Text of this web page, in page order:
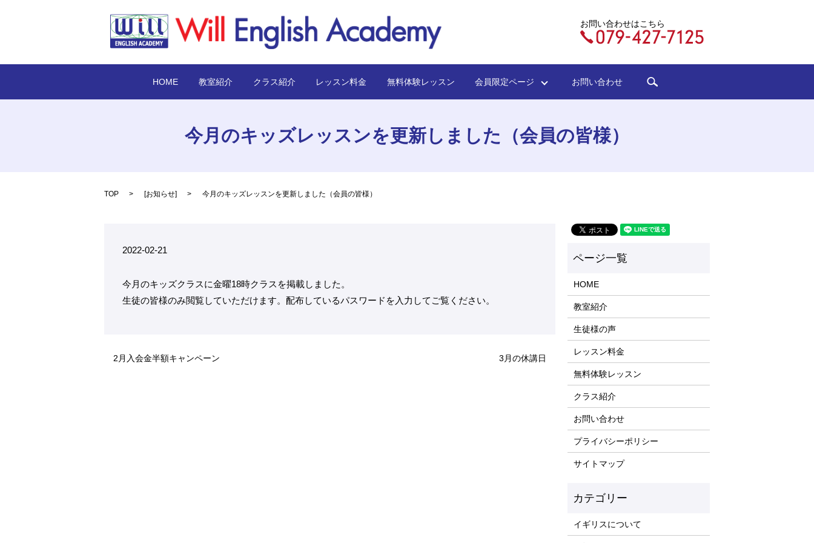
お問い合わせはこちら
HOME 教室紹介 クラス紹介 レッスン料金 無料体験レッスン 会員限定ページ お問い合わせ
今月のキッズレッスンを更新しました（会員の皆様）
TOP [お知らせ] 今月のキッズレッスンを更新しました（会員の皆様）
2022-02-21
今月のキッズクラスに金曜18時クラスを掲載しました。
生徒の皆様のみ閲覧していただけます。配布しているパスワードを入力してご覧ください。
2月入会金半額キャンペーン 3月の休講日
HOME
教室紹介
生徒様の声
レッスン料金
無料体験レッスン
クラス紹介
お問い合わせ
プライバシーポリシー
サイトマップ
イギリスについて